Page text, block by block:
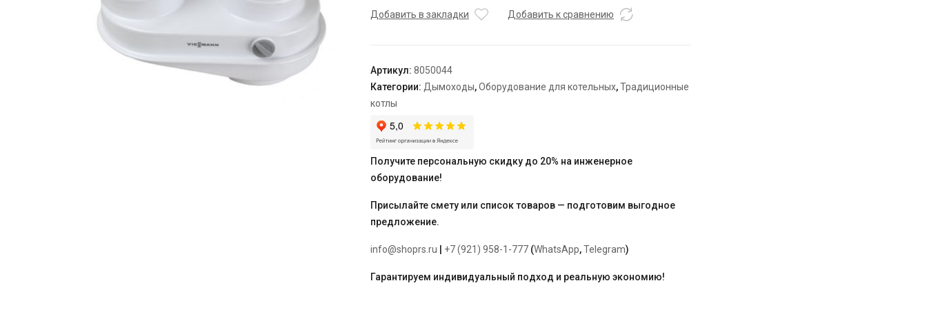
присоединительный
Ø60/100
-
80/80
мм
Добавить в закладки Добавить к сравнению
Артикул: 8050044
Категории: Дымоходы,Оборудование для котельных,Традиционные
котлы
Получите персональную скидку до 20% на инженерное
оборудование!
Присылайте смету или список товаров — подготовим выгодное
предложение.
info@shoprs.ru +7 (921) 958-1-777 (WhatsApp,Telegram)
Гарантируем индивидуальный подход и реальную экономию!